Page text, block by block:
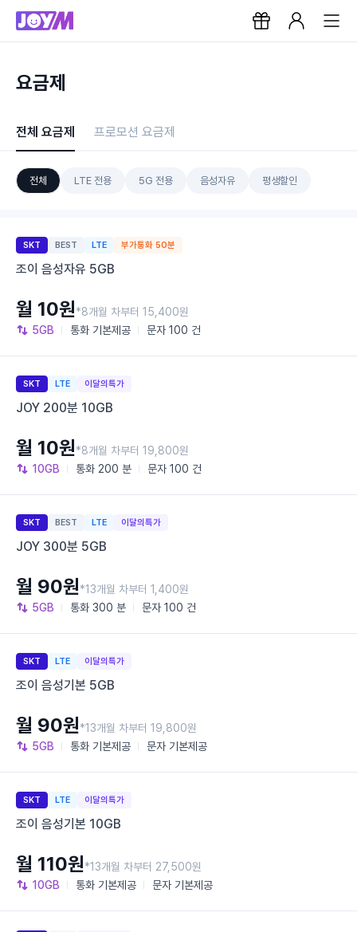
요금제
전체 요금제 프로모션 요금제
전체 LTE 전용 5G 전용 음성자유 평생할인
SKT BEST LTE 부가통화 50분
조이 음성자유 5GB
5GB 통화 기본제공 문자 100 건
월 10원*8개월 차부터 15,400원
SKT LTE 이달의특가
JOY 200분 10GB
10GB 통화 200 분 문자 100 건
월 10원*8개월 차부터 19,800원
SKT BEST LTE 이달의특가
JOY 300분 5GB
5GB 통화 300 분 문자 100 건
월 90원*13개월 차부터 1,400원
SKT LTE 이달의특가
조이 음성기본 5GB
5GB 통화 기본제공 문자 기본제공
월 90원*13개월 차부터 19,800원
SKT LTE 이달의특가
조이 음성기본 10GB
10GB 통화 기본제공 문자 기본제공
월 110원*13개월 차부터 27,500원